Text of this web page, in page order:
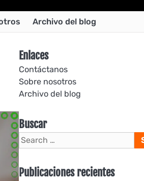
Archivo del blog
Enlaces
Contáctanos
Sobre nosotros
Archivo del blog
Buscar
Search
for:
Publicaciones recientes